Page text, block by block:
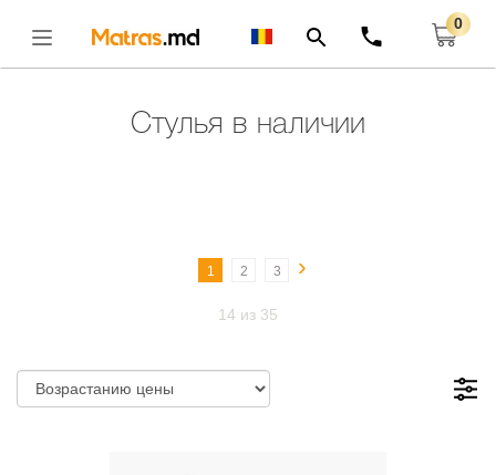
0
Стулья в наличии
1 2 3 ›
14 из 35